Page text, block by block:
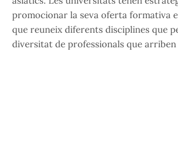
promocionar la seva oferta formativa
que reuneix diferents disciplines que
diversitat de professionals que arriben